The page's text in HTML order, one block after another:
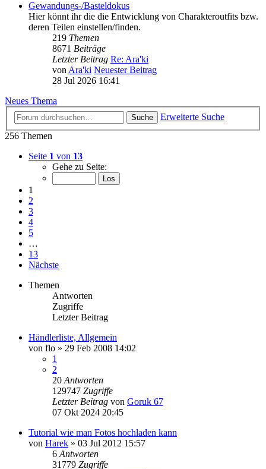
Gewandungs-/Basteldokus
Hier könnt ihr die die Entwicklung von Charakteroutfits bzw.
deren Teilen einstellen/finden.
219 Themen
8671 Beiträge
Letzter Beitrag Re: Ara'ki
von Ara'ki Neuester Beitrag
28 Jul 2026 16:41
Neues Thema
Suche
Erweiterte Suche
256 Themen
Seite 1 von 13
Gehe zu Seite:
1
2
3
4
5
…
13
Nächste
Themen
Antworten
Zugriffe
Letzter Beitrag
Händlerliste, Allgemein
von flo » 29 Feb 2008 14:02
1
2
20 Antworten
129747 Zugriffe
Letzter Beitrag von Goruk 67
07 Okt 2024 20:45
Tutorial wie man Fotos hochladen kann
von Harek » 03 Jul 2012 15:57
6 Antworten
31779 Zugriffe